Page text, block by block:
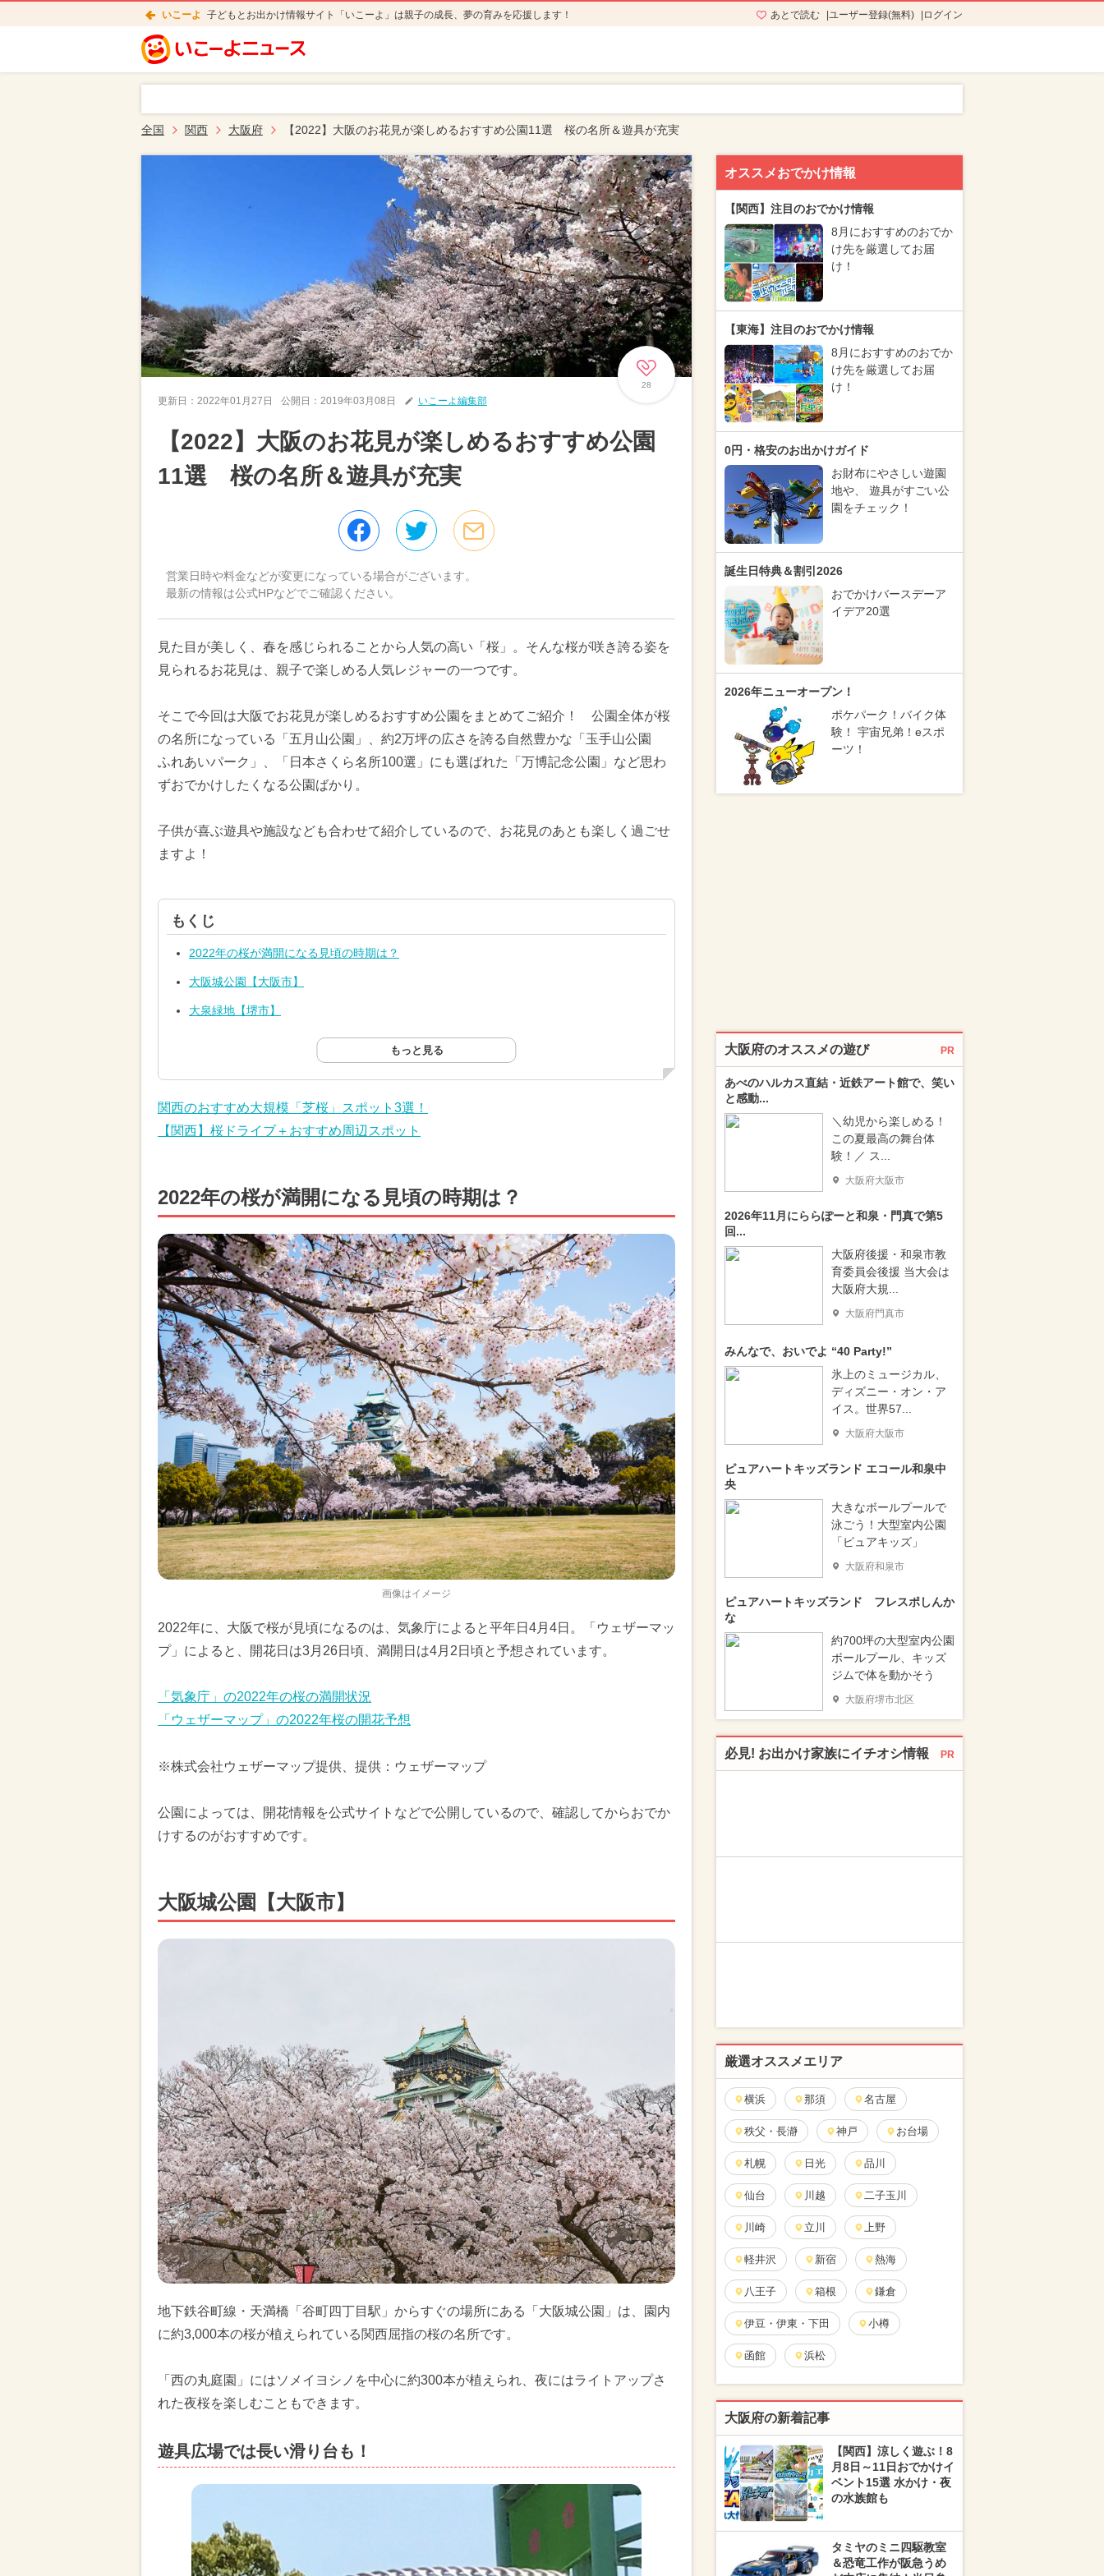
いこーよ 子どもとお出かけ情報サイト「いこーよ」は親子の成長、夢の育みを応援します！ あとで読む ユーザー登録(無料) ログイン
全国 関西 大阪府 【2022】大阪のお花見が楽しめるおすすめ公園11選 桜の名所＆遊具が充実
28
更新日： 2022年01月27日 公開日： 2019年03月08日 いこーよ編集部
【2022】大阪のお花見が楽しめるおすすめ公園
11選 桜の名所＆遊具が充実
営業日時や料金などが変更になっている場合がございます。
最新の情報は公式HPなどでご確認ください。
見た目が美しく、春を感じられることから人気の高い「桜」。そんな桜が咲き誇る姿を
見られるお花見は、親子で楽しめる人気レジャーの一つです。
そこで今回は大阪でお花見が楽しめるおすすめ公園をまとめてご紹介！ 公園全体が桜
の名所になっている「五月山公園」、約2万坪の広さを誇る自然豊かな「玉手山公園
ふれあいパーク」、「日本さくら名所100選」にも選ばれた「万博記念公園」など思わ
ずおでかけしたくなる公園ばかり。
子供が喜ぶ遊具や施設なども合わせて紹介しているので、お花見のあとも楽しく過ごせ
ますよ！
もくじ
2022年の桜が満開になる見頃の時期は？
大阪城公園【大阪市】
大泉緑地【堺市】
もっと見る
関西のおすすめ大規模「芝桜」スポット3選！
【関西】桜ドライブ＋おすすめ周辺スポット
2022年の桜が満開になる見頃の時期は？
画像はイメージ
2022年に、大阪で桜が見頃になるのは、気象庁によると平年日4月4日。「ウェザーマッ
プ」によると、開花日は3月26日頃、満開日は4月2日頃と予想されています。
「気象庁」の2022年の桜の満開状況
「ウェザーマップ」の2022年桜の開花予想
※株式会社ウェザーマップ提供、提供：ウェザーマップ
公園によっては、開花情報を公式サイトなどで公開しているので、確認してからおでか
けするのがおすすめです。
大阪城公園【大阪市】
地下鉄谷町線・天満橋「谷町四丁目駅」からすぐの場所にある「大阪城公園」は、園内
に約3,000本の桜が植えられている関西屈指の桜の名所です。
「西の丸庭園」にはソメイヨシノを中心に約300本が植えられ、夜にはライトアップさ
れた夜桜を楽しむこともできます。
遊具広場では長い滑り台も！
オススメおでかけ情報
【関西】注目のおでかけ情報
8月におすすめのおでか
け先を厳選してお届
け！
【東海】注目のおでかけ情報
8月におすすめのおでか
け先を厳選してお届
け！
0円・格安のお出かけガイド
お財布にやさしい遊園
地や、 遊具がすごい公
園をチェック！
誕生日特典＆割引2026
おでかけバースデーア
イデア20選
2026年ニューオープン！
ポケパーク！バイク体
験！ 宇宙兄弟！eスポ
ーツ！
大阪府のオススメの遊び PR
あべのハルカス直結・近鉄アート館で、笑い
と感動...
＼幼児から楽しめる！
この夏最高の舞台体
験！／ ス...
大阪府大阪市
2026年11月にららぽーと和泉・門真で第5
回...
大阪府後援・和泉市教
育委員会後援 当大会は
大阪府大規...
大阪府門真市
みんなで、おいでよ “40 Party!”
氷上のミュージカル、
ディズニー・オン・ア
イス。世界57...
大阪府大阪市
ピュアハートキッズランド エコール和泉中
央
大きなボールプールで
泳ごう！大型室内公園
「ピュアキッズ」
大阪府和泉市
ピュアハートキッズランド フレスポしんか
な
約700坪の大型室内公園
ボールプール、キッズ
ジムで体を動かそう
大阪府堺市北区
必見! お出かけ家族にイチオシ情報 PR
厳選オススメエリア
横浜 那須 名古屋
秩父・長瀞 神戸 お台場
札幌 日光 品川
仙台 川越 二子玉川
川崎 立川 上野
軽井沢 新宿 熱海
八王子 箱根 鎌倉
伊豆・伊東・下田 小樽
函館 浜松
大阪府の新着記事
【関西】涼しく遊ぶ！8
月8日～11日おでかけイ
ベント15選 水かけ・夜
の水族館も
タミヤのミニ四駆教室
＆恐竜工作が阪急うめ